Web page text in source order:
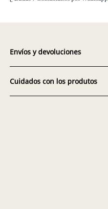
Envíos y devoluciones
Cuidados con los produtos